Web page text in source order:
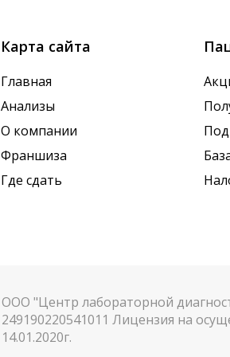
Карта сайта
Главная
Анализы
О компании
Франшиза
Где сдать
ООО "Центр лабораторной
249190220541011 Лицензия на
14.01.2020г.